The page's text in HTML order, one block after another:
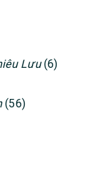
Lưu(6)
(56)